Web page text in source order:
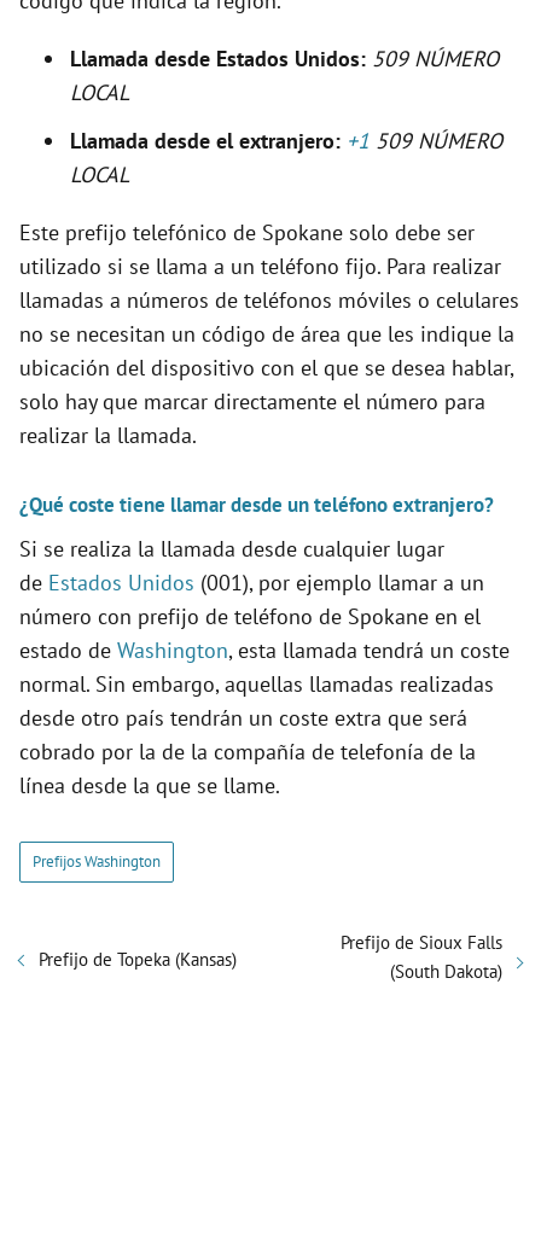
Llamada desde Estados Unidos: 509 NÚMERO
LOCAL
Llamada desde el extranjero: +1 509 NÚMERO
LOCAL
Este prefijo telefónico de Spokane solo debe ser
utilizado si se llama a un teléfono fijo. Para realizar
llamadas a números de teléfonos móviles o celulares
no se necesitan un código de área que les indique la
ubicación del dispositivo con el que se desea hablar,
solo hay que marcar directamente el número para
realizar la llamada.
¿Qué coste tiene llamar desde un teléfono extranjero?
Si se realiza la llamada desde cualquier lugar
de Estados Unidos (001), por ejemplo llamar a un
número con prefijo de teléfono de Spokane en el
estado de Washington, esta llamada tendrá un coste
normal. Sin embargo, aquellas llamadas realizadas
desde otro país tendrán un coste extra que será
cobrado por la de la compañía de telefonía de la
línea desde la que se llame.
Prefijos Washington
Prefijo de Topeka (Kansas)
Prefijo de Sioux Falls
(South Dakota)